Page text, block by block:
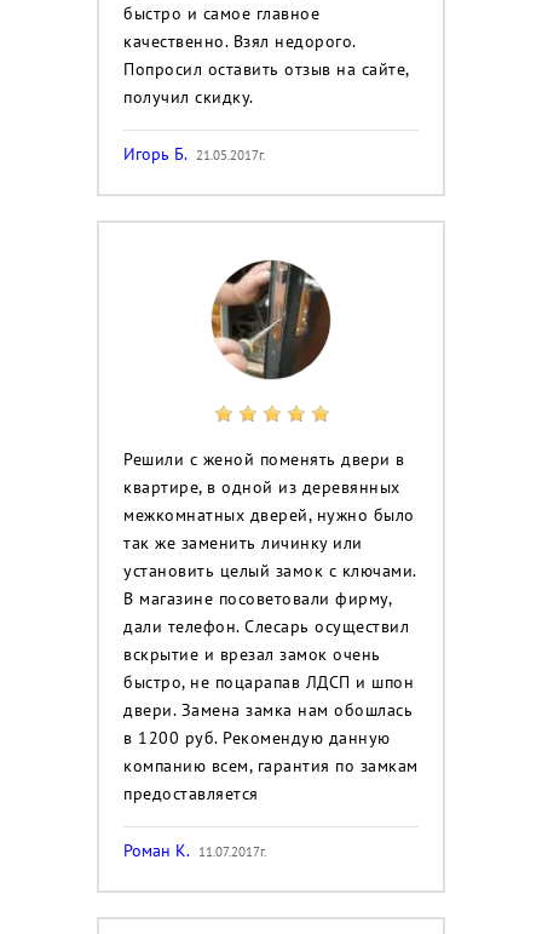
быстро и самое главное
качественно. Взял недорого.
Попросил оставить отзыв на сайте,
получил скидку.
Игорь Б. 21.05.2017г.
Решили с женой поменять двери в
квартире, в одной из деревянных
межкомнатных дверей, нужно было
так же заменить личинку или
установить целый замок с ключами.
В магазине посоветовали фирму,
дали телефон. Слесарь осуществил
вскрытие и врезал замок очень
быстро, не поцарапав ЛДСП и шпон
двери. Замена замка нам обошлась
в 1200 руб. Рекомендую данную
компанию всем, гарантия по замкам
предоставляется
Роман К. 11.07.2017г.